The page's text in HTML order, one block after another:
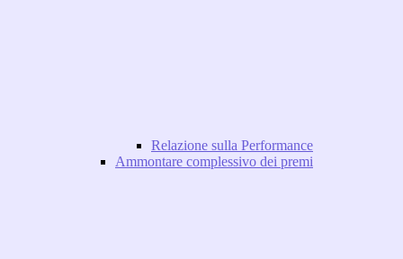
Relazione sulla Performance
Ammontare complessivo dei premi